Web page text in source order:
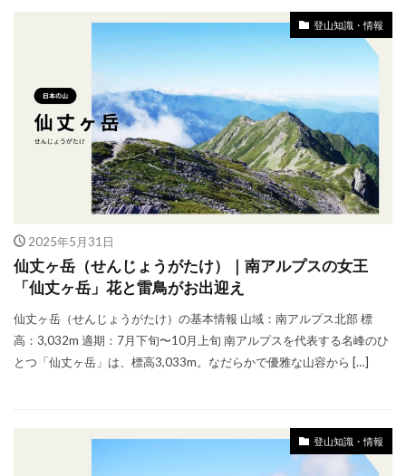
登山知識・情報
2025年5月31日
仙丈ヶ岳（せんじょうがたけ）｜南アルプスの女王
「仙丈ヶ岳」花と雷鳥がお出迎え
仙丈ヶ岳（せんじょうがたけ）の基本情報 山域：南アルプス北部 標
高：3,032m 適期：7月下旬〜10月上旬 南アルプスを代表する名峰のひ
とつ「仙丈ヶ岳」は、標高3,033m。なだらかで優雅な山容から […]
登山知識・情報